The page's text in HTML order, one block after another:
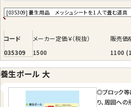
で畳む事ができ
またそれらの
て引掛けて使用
◎ W 引掛け金
融めっき鋼板
コード メーカー定価￥（税抜） 販売価
035309
1500 1100
養生ポール 大
◎ブロック等
り、周囲への